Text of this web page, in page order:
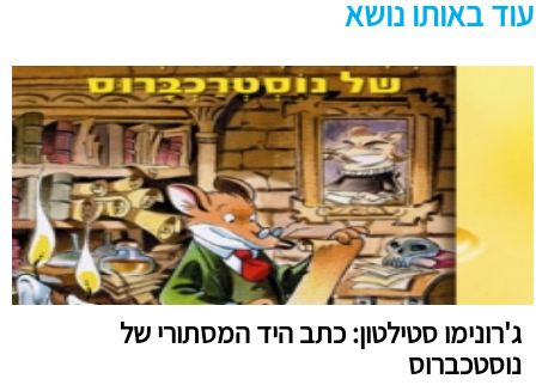
עוד באותו נושא
ג'רונימו סטילטון: כתב היד המסתורי של
נוסטכברוס